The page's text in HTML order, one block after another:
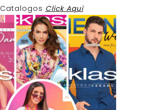
Catalogos Click Aqui